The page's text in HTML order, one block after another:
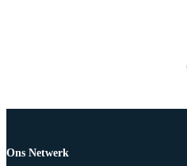
Ons Netwerk